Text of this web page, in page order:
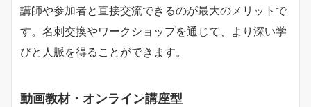
講師や参加者と直接交流できるのが最大のメリットで
す。名刺交換やワークショップを通じて、より深い学
びと人脈を得ることができます。
動画教材・オンライン講座型